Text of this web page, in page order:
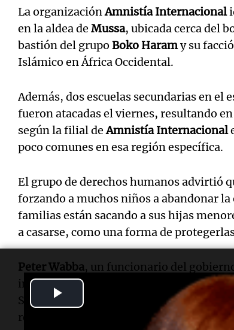
La organizaciónAmnistía Internacional
en la aldea de Mussa, ubicada cerca del
bastión del grupo Boko Haramy su
Islámico en África Occidental.
Además, dos escuelas secundarias en el
fueron atacadas el viernes, resultando
según la filial deAmnistía Internacional
poco comunes en esa región específica.
El grupo de derechos humanos advirtió
forzando a muchos niños a abandonar la
familias están sacando a sus hijas
a casarse, como una forma de
Peter Wabba, un funcionario del
información de que el "número exacto"
Sin embargo, la incertidumbre persiste y
respuestas.